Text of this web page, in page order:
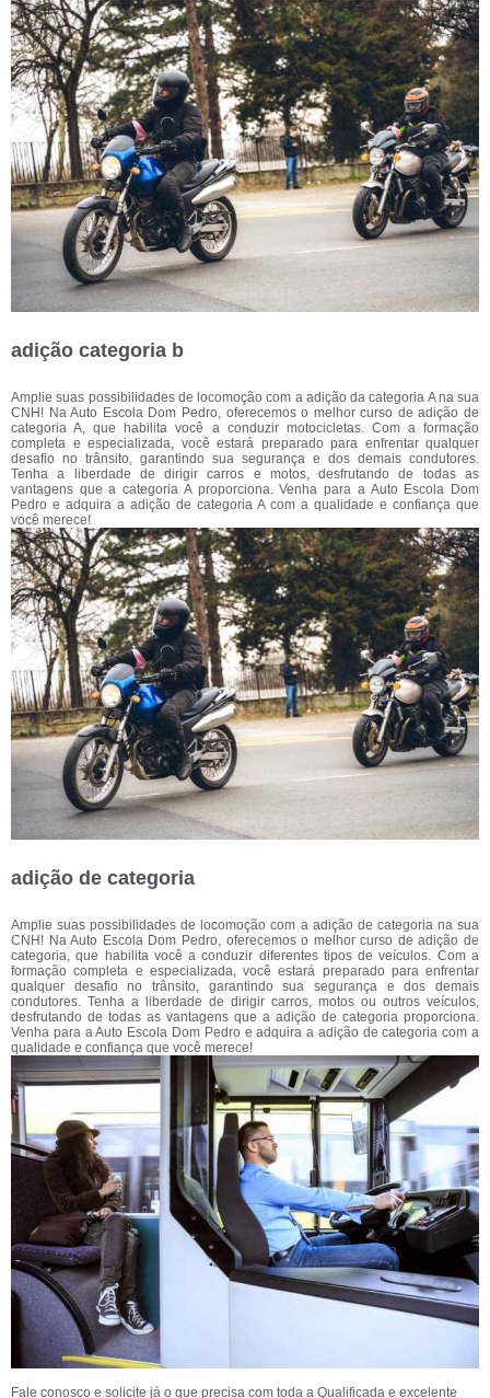
adição categoria b
Amplie suas possibilidades de locomoção com a adição da categoria A na sua
CNH! Na Auto Escola Dom Pedro, oferecemos o melhor curso de adição de
categoria A, que habilita você a conduzir motocicletas. Com a formação
completa e especializada, você estará preparado para enfrentar qualquer
desafio no trânsito, garantindo sua segurança e dos demais condutores.
Tenha a liberdade de dirigir carros e motos, desfrutando de todas as
vantagens que a categoria A proporciona. Venha para a Auto Escola Dom
Pedro e adquira a adição de categoria A com a qualidade e confiança que
você merece!
adição de categoria
Amplie suas possibilidades de locomoção com a adição de categoria na sua
CNH! Na Auto Escola Dom Pedro, oferecemos o melhor curso de adição de
categoria, que habilita você a conduzir diferentes tipos de veículos. Com a
formação completa e especializada, você estará preparado para enfrentar
qualquer desafio no trânsito, garantindo sua segurança e dos demais
condutores. Tenha a liberdade de dirigir carros, motos ou outros veículos,
desfrutando de todas as vantagens que a adição de categoria proporciona.
Venha para a Auto Escola Dom Pedro e adquira a adição de categoria com a
qualidade e confiança que você merece!
Fale conosco e solicite já o que precisa com toda a Qualificada e excelente